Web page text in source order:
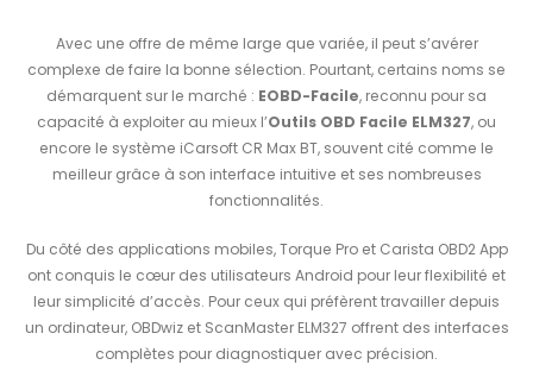
Avec une offre de même large que variée, il peut s’avérer
complexe de faire la bonne sélection. Pourtant, certains noms se
démarquent sur le marché : EOBD-Facile, reconnu pour sa
capacité à exploiter au mieux l’Outils OBD Facile ELM327, ou
encore le système iCarsoft CR Max BT, souvent cité comme le
meilleur grâce à son interface intuitive et ses nombreuses
fonctionnalités.
Du côté des applications mobiles, Torque Pro et Carista OBD2 App
ont conquis le cœur des utilisateurs Android pour leur flexibilité et
leur simplicité d’accès. Pour ceux qui préfèrent travailler depuis
un ordinateur, OBDwiz et ScanMaster ELM327 offrent des interfaces
complètes pour diagnostiquer avec précision.